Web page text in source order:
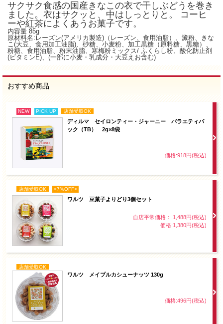
サクサク食感の国産きなこの衣で干しぶどうを巻き
ました。衣はサクッと、中はしっとりと。 コーヒ
ーや紅茶によくあうお菓子です。
内容量 85g
原材料名:レーズン(アメリカ製造)（レーズン、食用油脂）、澱粉、きな
こ(大豆、食用加工油脂)、砂糖、小麦粉、加工黒糖（原料糖、黒糖）、
粉糖、食用油脂、粉末油脂、寒梅粉ミックス/ ふくらし粉、酸化防止剤
(ビタミンE)、(一部に小麦・乳成分・大豆えお含む)
おすすめ商品
NEW PICK UP 店舗受取OK
ディルマ セイロンティー・ジャーニー バラエティパ
ック（TB） 2g×8袋
価格:918円(税込)
店舗受取OK <7%OFF>
ワルツ 豆菓子よりどり3個セット
自店平常価格： 1,488円(税込)
価格:1,380円(税込)
店舗受取OK
ワルツ メイプルカシューナッツ 130g
価格:496円(税込)